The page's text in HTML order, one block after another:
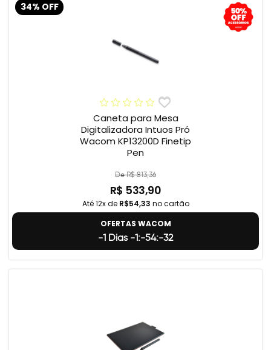
34% OFF
Caneta para Mesa
Digitalizadora Intuos Pró
Wacom KP13200D Finetip
Pen
De R$ 813,36
R$ 533,90
Até 12x de R$54,33 no cartão
OFERTAS WACOM
-1 Dias -1:-54:-33